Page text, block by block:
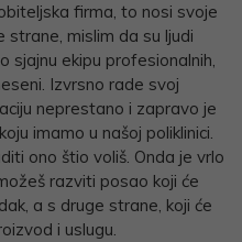
firma, to nosi svoje
mislim da su ljudi
sjajnu ekipu profesionalnih,
Izvrsno rade svoj
neprestano i zapravo je
imamo u našoj poliklinici.
ono štio voliš. Onda je vrlo
razviti posao koji će
a s druge strane, koji će
i uslugu.